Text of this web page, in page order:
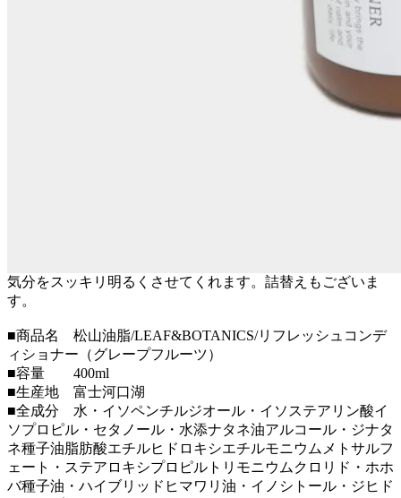
気分をスッキリ明るくさせてくれます。詰替えもございま
す。
■商品名 松山油脂/LEAF&BOTANICS/リフレッシュコンデ
ィショナー（グレープフルーツ）
■容量 400ml
■生産地 富士河口湖
■全成分 水・イソペンチルジオール・イソステアリン酸イ
ソプロピル・セタノール・水添ナタネ油アルコール・ジナタ
ネ種子油脂肪酸エチルヒドロキシエチルモニウムメトサルフ
ェート・ステアロキシプロピルトリモニウムクロリド・ホホ
バ種子油・ハイブリッドヒマワリ油・イノシトール・ジヒド